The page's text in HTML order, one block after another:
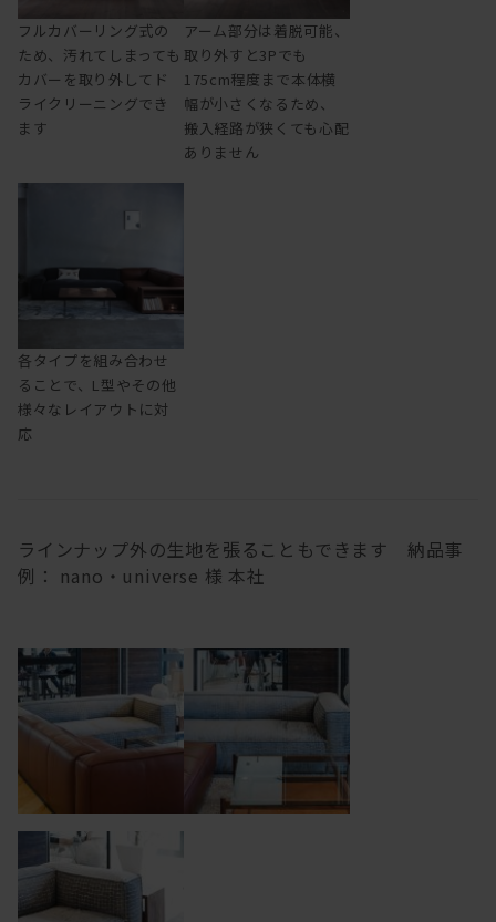
フルカバーリング式の
ため、汚れてしまっても
カバーを取り外してド
ライクリーニングでき
ます
アーム部分は着脱可能、
取り外すと3Pでも
175cm程度まで本体横
幅が小さくなるため、
搬入経路が狭くても心配
ありません
各タイプを組み合わせ
ることで、L型やその他
様々なレイアウトに対
応
ラインナップ外の生地を張ることもできます 納品事
例： nano・universe 様 本社